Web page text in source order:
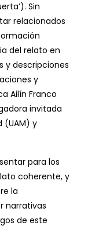
Sin
relacionados
del relato en
y descripciones
y
Ailín Franco
invitada
(UAM) y
para los
coherente, y
la
narrativas
de este